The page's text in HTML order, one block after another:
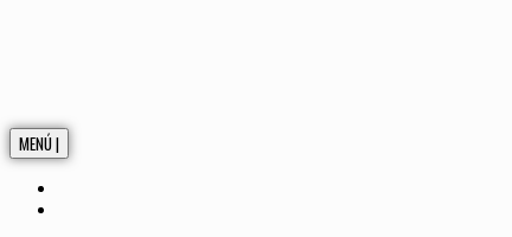
MENÚ |